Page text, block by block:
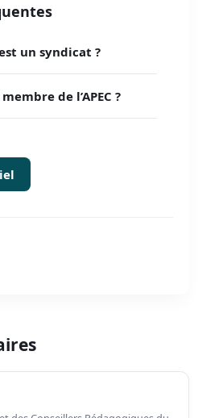
est un syndicat ?
de l’APEC ?